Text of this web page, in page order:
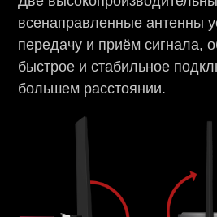
всенаправленные антенны
передачу и приём сигнала,
быстрое и стабильное
большем расстоянии.